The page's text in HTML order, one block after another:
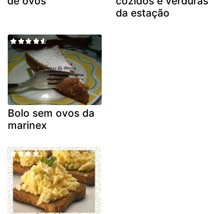
da estação
Bolo sem ovos da
marinex